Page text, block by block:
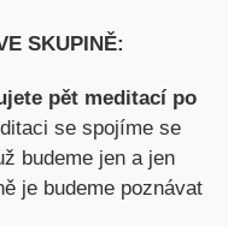
SKUPINĚ:
pět meditací po
se spojíme se
budeme jen a jen
je budeme poznávat